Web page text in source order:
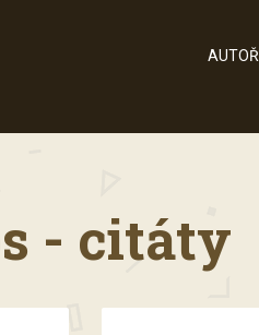
AUTOŘI
- citáty